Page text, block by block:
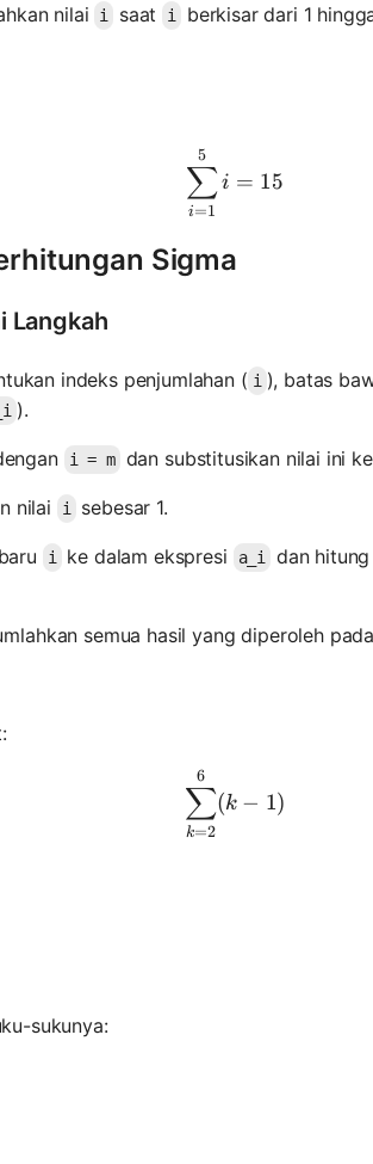
nilai i saat i berkisar dari 1
i=1
∑
5
i = 15
Sigma
Langkah
indeks penjumlahan ( i ), batas
).
i = m dan substitusikan nilai ini
nilai i sebesar 1.
i ke dalam ekspresi a_i dan
semua hasil yang diperoleh
k=2
∑
6
(k − 1)
sukunya: